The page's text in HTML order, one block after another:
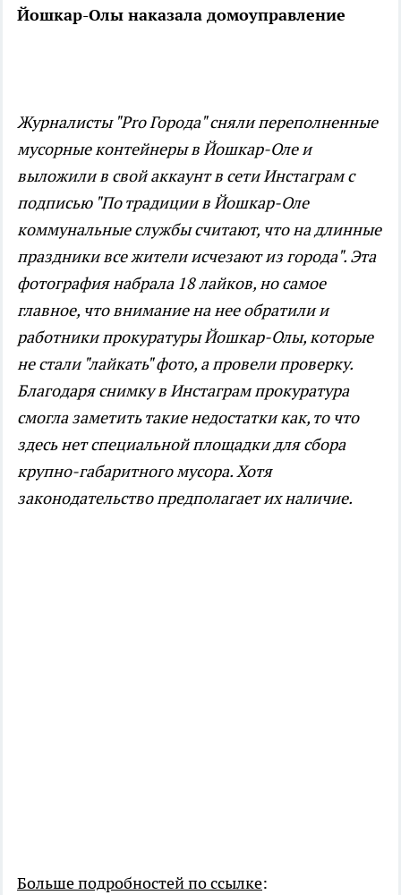
Йошкар-Олы наказала домоуправление
Журналисты "Pro Города" сняли переполненные
мусорные контейнеры в Йошкар-Оле и
выложили в свой аккаунт в сети Инстаграм с
подписью "По традиции в Йошкар-Оле
коммунальные службы считают, что на длинные
праздники все жители исчезают из города". Эта
фотография набрала 18 лайков, но самое
главное, что внимание на нее обратили и
работники прокуратуры Йошкар-Олы, которые
не стали "лайкать" фото, а провели проверку.
Благодаря снимку в Инстаграм прокуратура
смогла заметить такие недостатки как, то что
здесь нет специальной площадки для сбора
крупно-габаритного мусора. Хотя
законодательство предполагает их наличие.
Больше подробностей по ссылке: